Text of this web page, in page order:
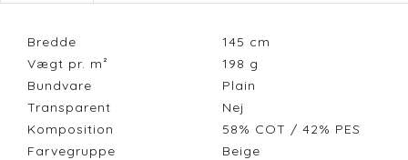
Bredde 145 cm
Vægt pr. m²
198 g
Bundvare
Plain
Transparent
Nej
Komposition
58% COT / 42% PES
Farvegruppe
Beige